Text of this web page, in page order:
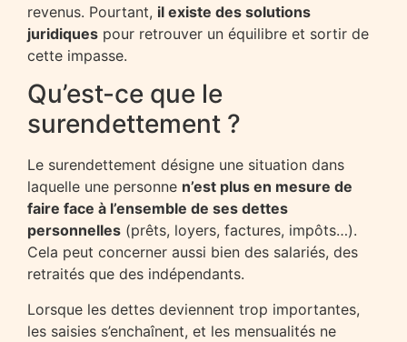
revenus. Pourtant, il existe des solutions
juridiques pour retrouver un équilibre et sortir de
cette impasse.
Qu’est-ce que le
surendettement ?
Le surendettement désigne une situation dans
laquelle une personne n’est plus en mesure de
faire face à l’ensemble de ses dettes
personnelles (prêts, loyers, factures, impôts…).
Cela peut concerner aussi bien des salariés, des
retraités que des indépendants.
Lorsque les dettes deviennent trop importantes,
les saisies s’enchaînent, et les mensualités ne